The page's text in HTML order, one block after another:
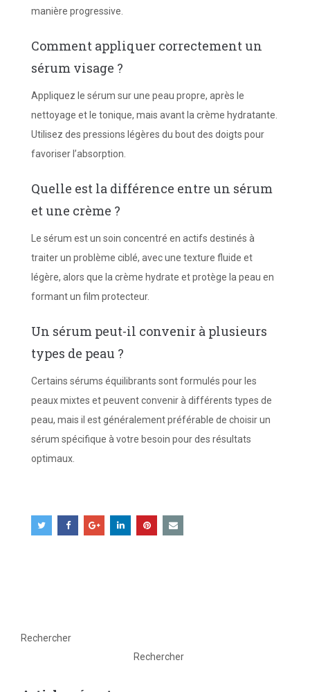
manière progressive.
Comment appliquer correctement un
sérum visage ?
Appliquez le sérum sur une peau propre, après le
nettoyage et le tonique, mais avant la crème hydratante.
Utilisez des pressions légères du bout des doigts pour
favoriser l’absorption.
Quelle est la différence entre un sérum
et une crème ?
Le sérum est un soin concentré en actifs destinés à
traiter un problème ciblé, avec une texture fluide et
légère, alors que la crème hydrate et protège la peau en
formant un film protecteur.
Un sérum peut-il convenir à plusieurs
types de peau ?
Certains sérums équilibrants sont formulés pour les
peaux mixtes et peuvent convenir à différents types de
peau, mais il est généralement préférable de choisir un
sérum spécifique à votre besoin pour des résultats
optimaux.
Rechercher
Rechercher